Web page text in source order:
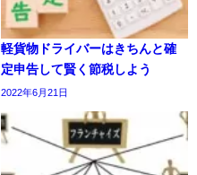
軽貨物ドライバーはきちんと確
定申告して賢く節税しよう
2022年6月21日